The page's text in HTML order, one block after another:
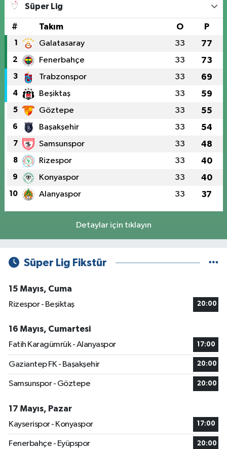
Süper Lig
# Takım O P
1 Galatasaray 33 77
2 Fenerbahçe 33 73
3 Trabzonspor 33 69
4 Beşiktaş 33 59
5 Göztepe 33 55
6 Başakşehir 33 54
7 Samsunspor 33 48
8 Rizespor 33 40
9 Konyaspor 33 40
10 Alanyaspor 33 37
Detaylar için tıklayın
Süper Lig Fikstür
15 Mayıs, Cuma
Rizespor - Beşiktaş
20:00
16 Mayıs, Cumartesi
Fatih Karagümrük - Alanyaspor
17:00
Gaziantep FK - Başakşehir 20:00
Samsunspor - Göztepe 20:00
17 Mayıs, Pazar
Kayserispor - Konyaspor
17:00
Fenerbahçe - Eyüpspor 20:00